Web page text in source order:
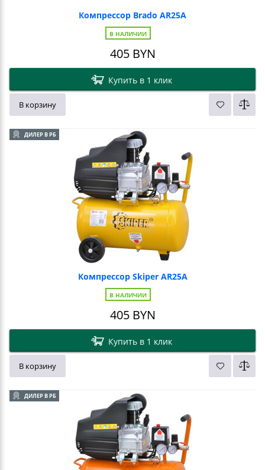
Компрессор Brado AR25A
В НАЛИЧИИ
405BYN
Купить в 1 клик
В корзину
ДИЛЕР В РБ
Компрессор Skiper AR25A
В НАЛИЧИИ
405BYN
Купить в 1 клик
В корзину
ДИЛЕР В РБ